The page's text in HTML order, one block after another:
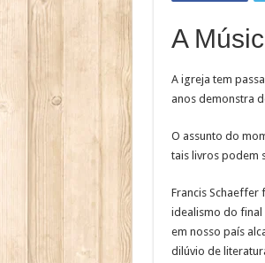
A
A igreja tem
anos demonstra
O assunto do
tais livros podem
Francis Schaeffer
idealismo do final
em nosso país
dilúvio de